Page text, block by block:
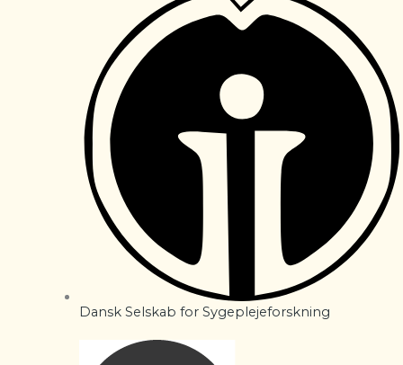
Dansk Selskab for Sygeplejeforskning